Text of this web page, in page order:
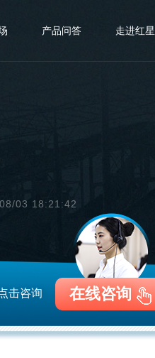
产品问答 走进红星
03 18:21:42
击咨询 在线咨询